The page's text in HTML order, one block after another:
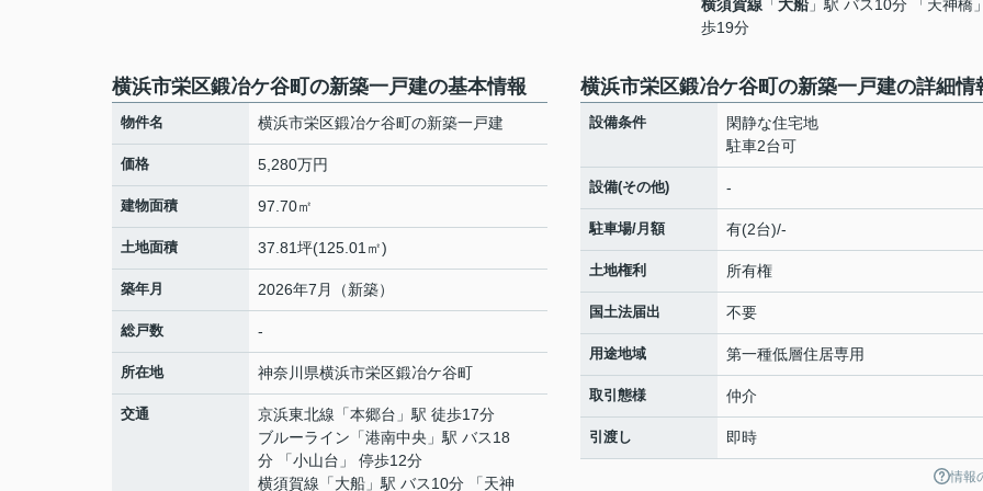
横須賀線 「 大船」駅 バス10分 「天神橋
歩19分
横浜市栄区鍛冶ケ谷町の新築一戸建の基本情報
物件名 横浜市栄区鍛冶ケ谷町の新築一戸建
価格 5,280万円
建物面積 97.70㎡
土地面積 37.81坪(125.01㎡)
築年月 2026年7月（新築）
総戸数 -
所在地 神奈川県横浜市栄区鍛冶ケ谷町
交通 京浜東北線 「本郷台 」駅 徒歩17分
ブルーライン 「港南中央 」駅 バス18
分 「小山台」 停歩12分
横須賀線 「大船 」駅 バス10分 「天神
横浜市栄区鍛冶ケ谷町の新築一戸建の詳細情
設備条件
閑静な住宅地
駐車2台可
設備(その他) -
駐車場/月額 有(2台)/-
土地権利 所有権
国土法届出 不要
用途地域 第一種低層住居専用
取引態様 仲介
引渡し 即時
情報